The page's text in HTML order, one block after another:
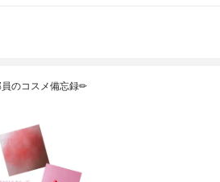
のコスメ備忘録✏︎